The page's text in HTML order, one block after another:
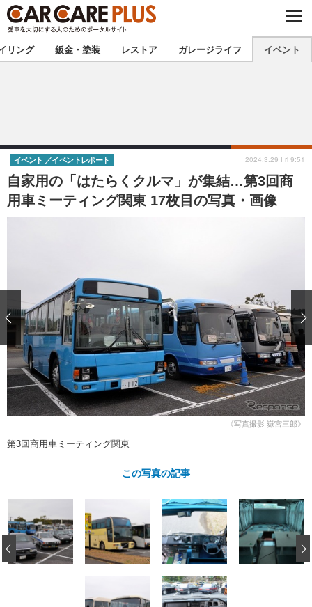
C
O
S
E
★カーケアプラス認定★ 厳選プロショップを地域から探す
甲信越 北陸
東海 関西
中国
注目の記事
ショップレポート 愛車 File
自動車豆知識 ストップ！不具合修理＆粗悪修理
鈑金・塗装
ディテイリング
ディテイリング 洗車
ヘッドライト磨き コーティング
フィルム・ラッピング
鈑金・塗装
小キズ直し 防錆
特集記事
ストップ 不具合修理＆粗悪修理
カーメーカー「旧車」関連プロジェ
クト
コラム
ショップ紹介
リング 鈑金・塗装 レストア ガレージライフ イベント
自家用の「はたらくクルマ」が集結…第3回商
用車ミーティング関東 17枚目の写真・画像
イベント イベントレポート 2024.3.29 Fri 9:51
《写真撮影 嶽宮三郎》
第3回商用車ミーティング関東
この写真の記事
‹